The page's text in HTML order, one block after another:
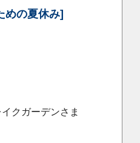
めの夏休み]
クガーデンさま